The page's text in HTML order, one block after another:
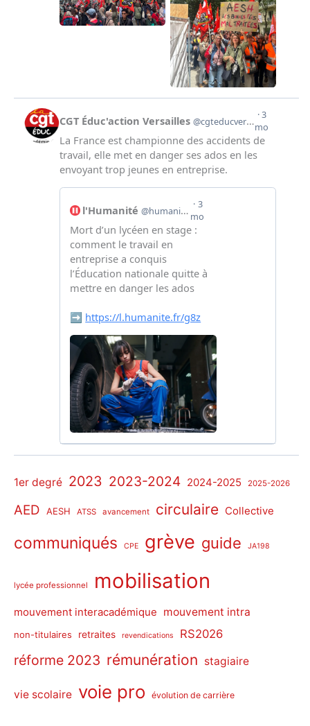
1er degré 2023 2023-2024 2024-2025 2025-2026
AED AESH ATSS avancement circulaire Collective
communiqués CPE grève guide JA198
lycée professionnel mobilisation
mouvement interacadémique mouvement intra
non-titulaires retraites revendications RS2026
réforme 2023 rémunération stagiaire
vie scolaire voie pro évolution de carrière